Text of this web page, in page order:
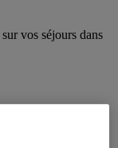
sur vos séjours dans